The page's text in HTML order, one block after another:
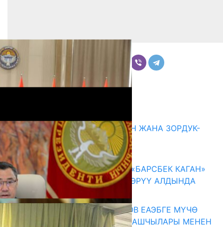
Комментарийлер
ГЕНДЕРДИК БАСМЫРЛООДОН ЖАНА ЗОРДУК-
ЗОМБУЛУКТАН КОРГОО
07.08.2026
КЫРГЫЗ ТАРЫХЫ ТАСМАДА: «БАРСБЕК КАГАН»
КӨРКӨМ ТАСМАСЫ ЖАРЫК КӨРҮҮ АЛДЫНДА
07.08.2026
ПРЕЗИДЕНТ САДЫР ЖАПАРОВ ЕАЭБГЕ МҮЧӨ
МАМЛЕКЕТТЕРДИН ӨКМӨТ БАШЧЫЛАРЫ МЕНЕН